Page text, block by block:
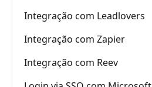
Integração com Leadlovers
Integração com Zapier
Integração com Reev